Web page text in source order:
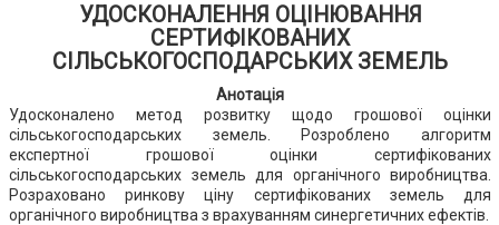
УДОСКОНАЛЕННЯ ОЦІНЮВАННЯ
СЕРТИФІКОВАНИХ
СІЛЬСЬКОГОСПОДАРСЬКИХ ЗЕМЕЛЬ
Анотація
Удосконалено метод розвитку щодо грошової оцінки
сільськогосподарських земель. Розроблено алгоритм
експертної грошової оцінки сертифікованих
сільськогосподарських земель для органічного виробництва.
Розраховано ринкову ціну сертифікованих земель для
органічного виробництва з врахуванням синергетичних ефектів.